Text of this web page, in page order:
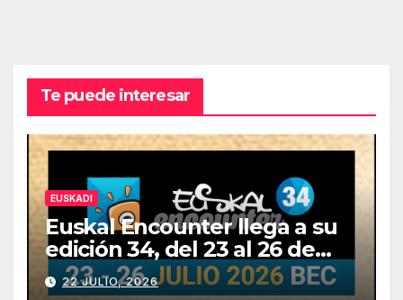
Te puede interesar
EUSKADI
Euskal Encounter llega a su
edición 34, del 23 al 26 de
julio
22 JULIO, 2026